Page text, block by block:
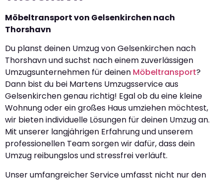
Möbeltransport von Gelsenkirchen nach
Thorshavn
Du planst deinen Umzug von Gelsenkirchen nach
Thorshavn und suchst nach einem zuverlässigen
Umzugsunternehmen für deinen Möbeltransport?
Dann bist du bei Martens Umzugsservice aus
Gelsenkirchen genau richtig! Egal ob du eine kleine
Wohnung oder ein großes Haus umziehen möchtest,
wir bieten individuelle Lösungen für deinen Umzug an.
Mit unserer langjährigen Erfahrung und unserem
professionellen Team sorgen wir dafür, dass dein
Umzug reibungslos und stressfrei verläuft.
Unser umfangreicher Service umfasst nicht nur den